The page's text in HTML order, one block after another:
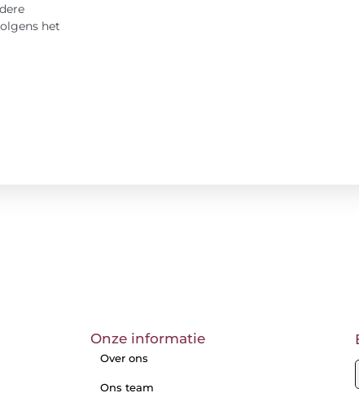
het
Onze informatie
Over ons
Ons team